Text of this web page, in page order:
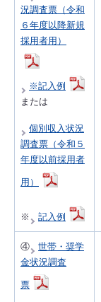
況調査票（令和
６年度以降新規
採用者用）
※記入例
または
個別収入状況
調査票（令和５
年度以前採用者
用）
※ 記入例
④
世帯・奨学
金状況調査
票